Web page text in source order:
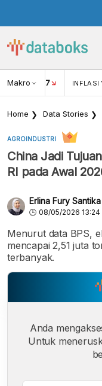
Makro
USD/IDR 17 INFLASI
Home Data Stories
AGROINDUSTRI
China Jadi
RI pada Awal
Erlina Fury Santika
08/05/2026 13:24
Menurut data BPS,
mencapai 2,51 juta
terbanyak.
Anda
Untuk